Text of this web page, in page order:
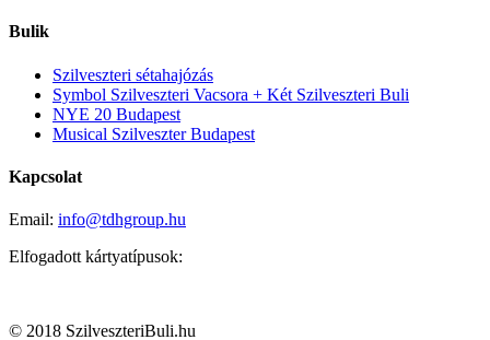
Bulik
Szilveszteri sétahajózás
Symbol Szilveszteri Vacsora + Két Szilveszteri Buli
NYE 20 Budapest
Musical Szilveszter Budapest
Kapcsolat
Email: info@tdhgroup.hu
Elfogadott kártyatípusok:
© 2018 SzilveszteriBuli.hu